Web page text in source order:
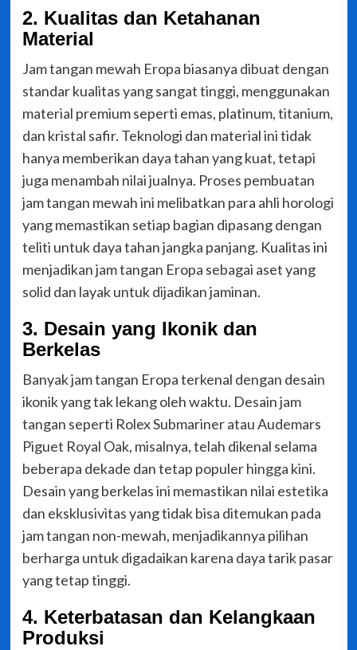
2. Kualitas dan Ketahanan
Material
Jam tangan mewah Eropa biasanya dibuat dengan
standar kualitas yang sangat tinggi, menggunakan
material premium seperti emas, platinum, titanium,
dan kristal safir. Teknologi dan material ini tidak
hanya memberikan daya tahan yang kuat, tetapi
juga menambah nilai jualnya. Proses pembuatan
jam tangan mewah ini melibatkan para ahli horologi
yang memastikan setiap bagian dipasang dengan
teliti untuk daya tahan jangka panjang. Kualitas ini
menjadikan jam tangan Eropa sebagai aset yang
solid dan layak untuk dijadikan jaminan.
3. Desain yang Ikonik dan
Berkelas
Banyak jam tangan Eropa terkenal dengan desain
ikonik yang tak lekang oleh waktu. Desain jam
tangan seperti Rolex Submariner atau Audemars
Piguet Royal Oak, misalnya, telah dikenal selama
beberapa dekade dan tetap populer hingga kini.
Desain yang berkelas ini memastikan nilai estetika
dan eksklusivitas yang tidak bisa ditemukan pada
jam tangan non-mewah, menjadikannya pilihan
berharga untuk digadaikan karena daya tarik pasar
yang tetap tinggi.
4. Keterbatasan dan Kelangkaan
Produksi